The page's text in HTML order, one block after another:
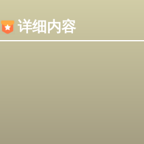
详细内容